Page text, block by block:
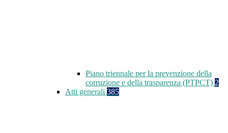
Piano triennale per la prevenzione della
corruzione e della trasparenza (PTPCT) 2
Atti generali 385